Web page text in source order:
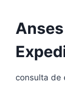
consulta de